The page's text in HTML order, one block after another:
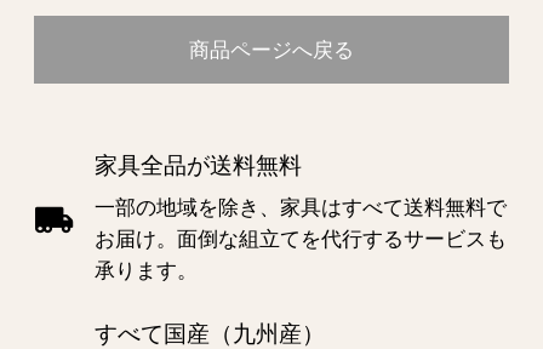
商品ページへ戻る
家具全品が送料無料
一部の地域を除き、家具はすべて送料無料で
お届け。面倒な組立てを代行するサービスも
承ります。
すべて国産（九州産）